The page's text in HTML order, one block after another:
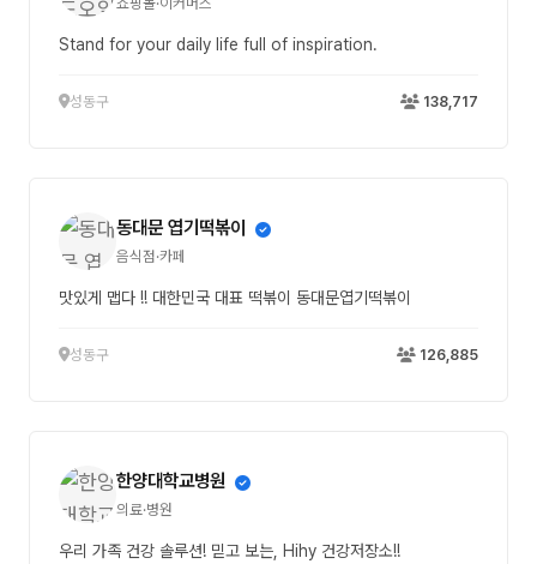
Stand for your daily life full of inspiration.
성동구 138,717
동대문 엽기떡볶이
음식점·카페
맛있게 맵다 !! 대한민국 대표 떡볶이 동대문엽기떡볶이
성동구 126,885
한양대학교병원
의료·병원
우리 가족 건강 솔루션! 믿고 보는, Hihy 건강저장소!!